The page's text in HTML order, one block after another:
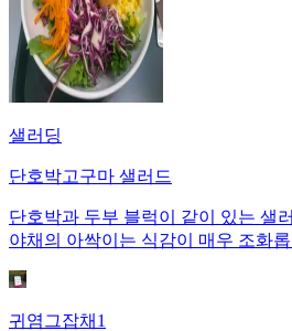
샐러딩
단호박고구마 샐러드
단호박과 두부 블럭이 같이 있는 샐
야채의 아싹이는 식감이 매우 조화
귀염그잡채1